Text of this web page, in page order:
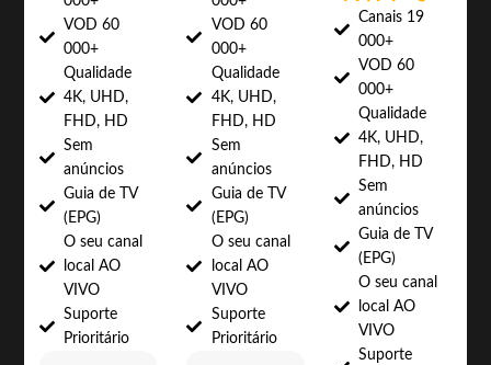
VOD 60
000+
Qualidade
4K, UHD,
FHD, HD
Sem
anúncios
Guia de TV
(EPG)
O seu canal
local AO
VIVO
Suporte
Prioritário
VOD 60
000+
Qualidade
4K, UHD,
FHD, HD
Sem
anúncios
Guia de TV
(EPG)
O seu canal
local AO
VIVO
Suporte
Prioritário
Canais 19
000+
VOD 60
000+
Qualidade
4K, UHD,
FHD, HD
Sem
anúncios
Guia de TV
(EPG)
O seu canal
local AO
VIVO
Suporte